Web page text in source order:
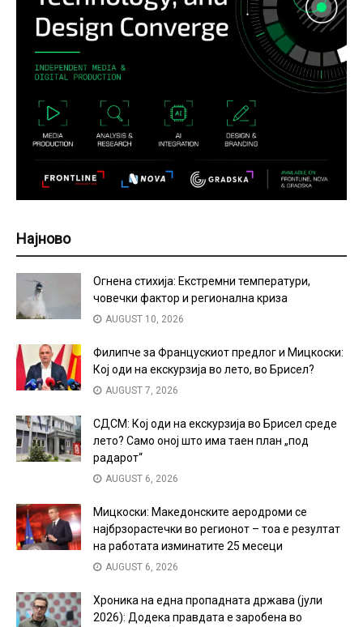
Најново
Огнена стихија: Екстремни температури,
човечки фактор и регионална криза
AUGUST 10, 2026
Филипче за Францускиот предлог и Мицкоски:
Кој оди на екскурзија во лето, во Брисел?
AUGUST 7, 2026
СДСМ: Кој оди на екскурзија во Брисел среде
лето? Само оној што има таен план „под
радарот“
AUGUST 6, 2026
Мицкоски: Македонските аеродроми се
најбрзорастечки во регионот – тоа е резултат
на работата изминатите 25 месеци
AUGUST 6, 2026
Хроника на една пропадната држава (јули
2026): Додека правдата е заробена во